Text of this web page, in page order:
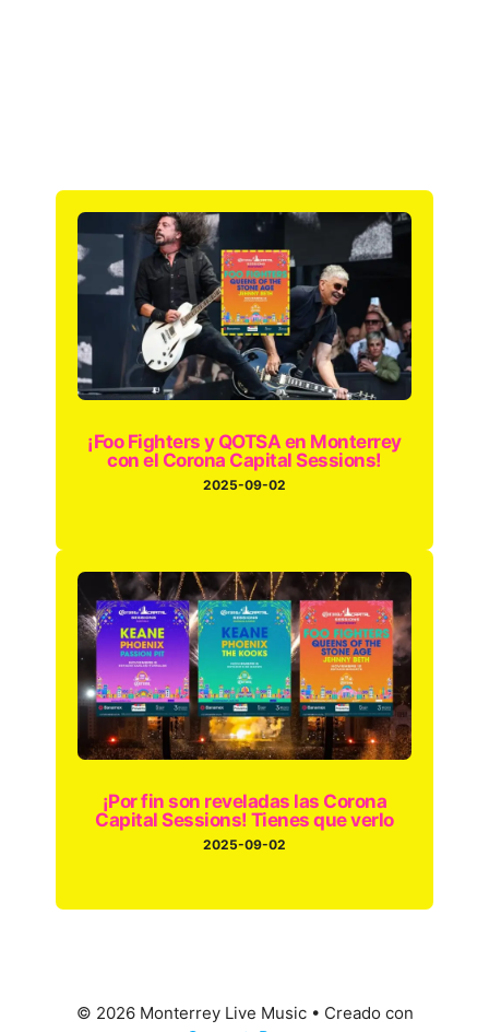
¡Foo Fighters y QOTSA en Monterrey
con el Corona Capital Sessions!
2025-09-02
¡Por fin son reveladas las Corona
Capital Sessions! Tienes que verlo
2025-09-02
© 2026 Monterrey Live Music• Creado con